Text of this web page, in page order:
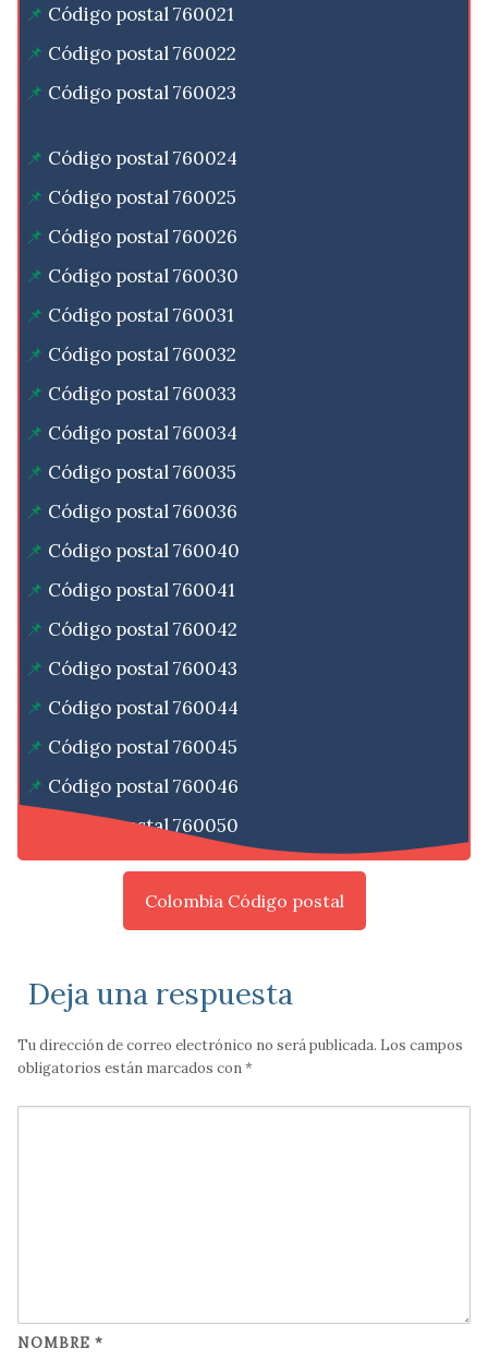
Código postal 760021
Código postal 760022
Código postal 760023
Código postal 760024
Código postal 760025
Código postal 760026
Código postal 760030
Código postal 760031
Código postal 760032
Código postal 760033
Código postal 760034
Código postal 760035
Código postal 760036
Código postal 760040
Código postal 760041
Código postal 760042
Código postal 760043
Código postal 760044
Código postal 760045
Código postal 760046
Código postal 760050
Colombia Código postal
Deja una respuesta
Tu dirección de correo electrónico no será publicada. Los campos
obligatorios están marcados con*
NOMBRE *